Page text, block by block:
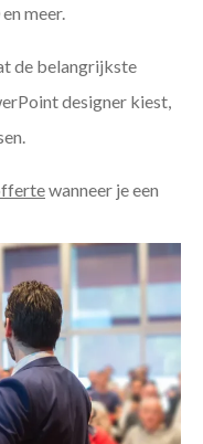
meer.
de belangrijkste
designer kiest,
wanneer je een